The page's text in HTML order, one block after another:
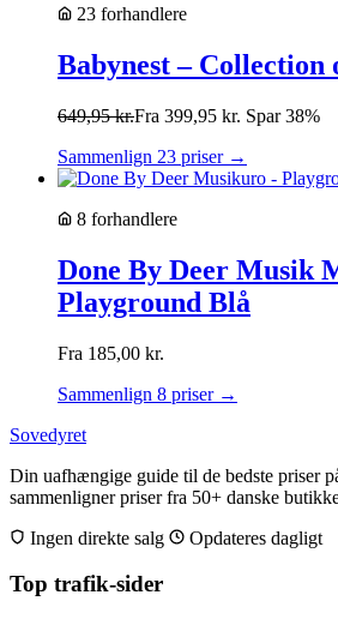
23 forhandlere
Babynest – Collection
649,95kr.Fra 399,95 kr. Spar 38%
Sammenlign 23 priser →
8 forhandlere
Done By Deer Musik
Playground Blå
Fra 185,00 kr.
Sammenlign 8 priser →
Sovedyret
Din uafhængige guide til de bedste priser
sammenligner priser fra 50+ danske
Ingen direkte salg
Opdateres dagligt
Top trafik-sider